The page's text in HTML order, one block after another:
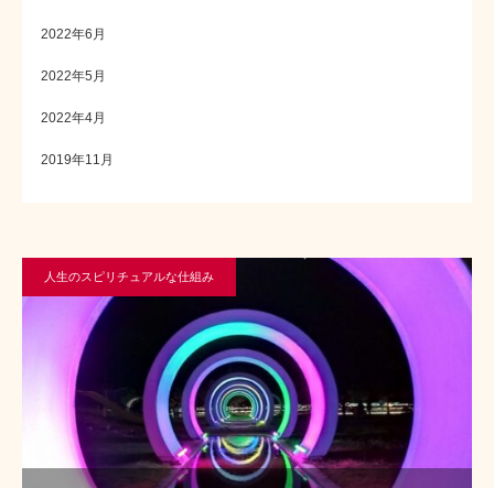
2022年6月
2022年5月
2022年4月
2019年11月
人生のスピリチュアルな仕組み